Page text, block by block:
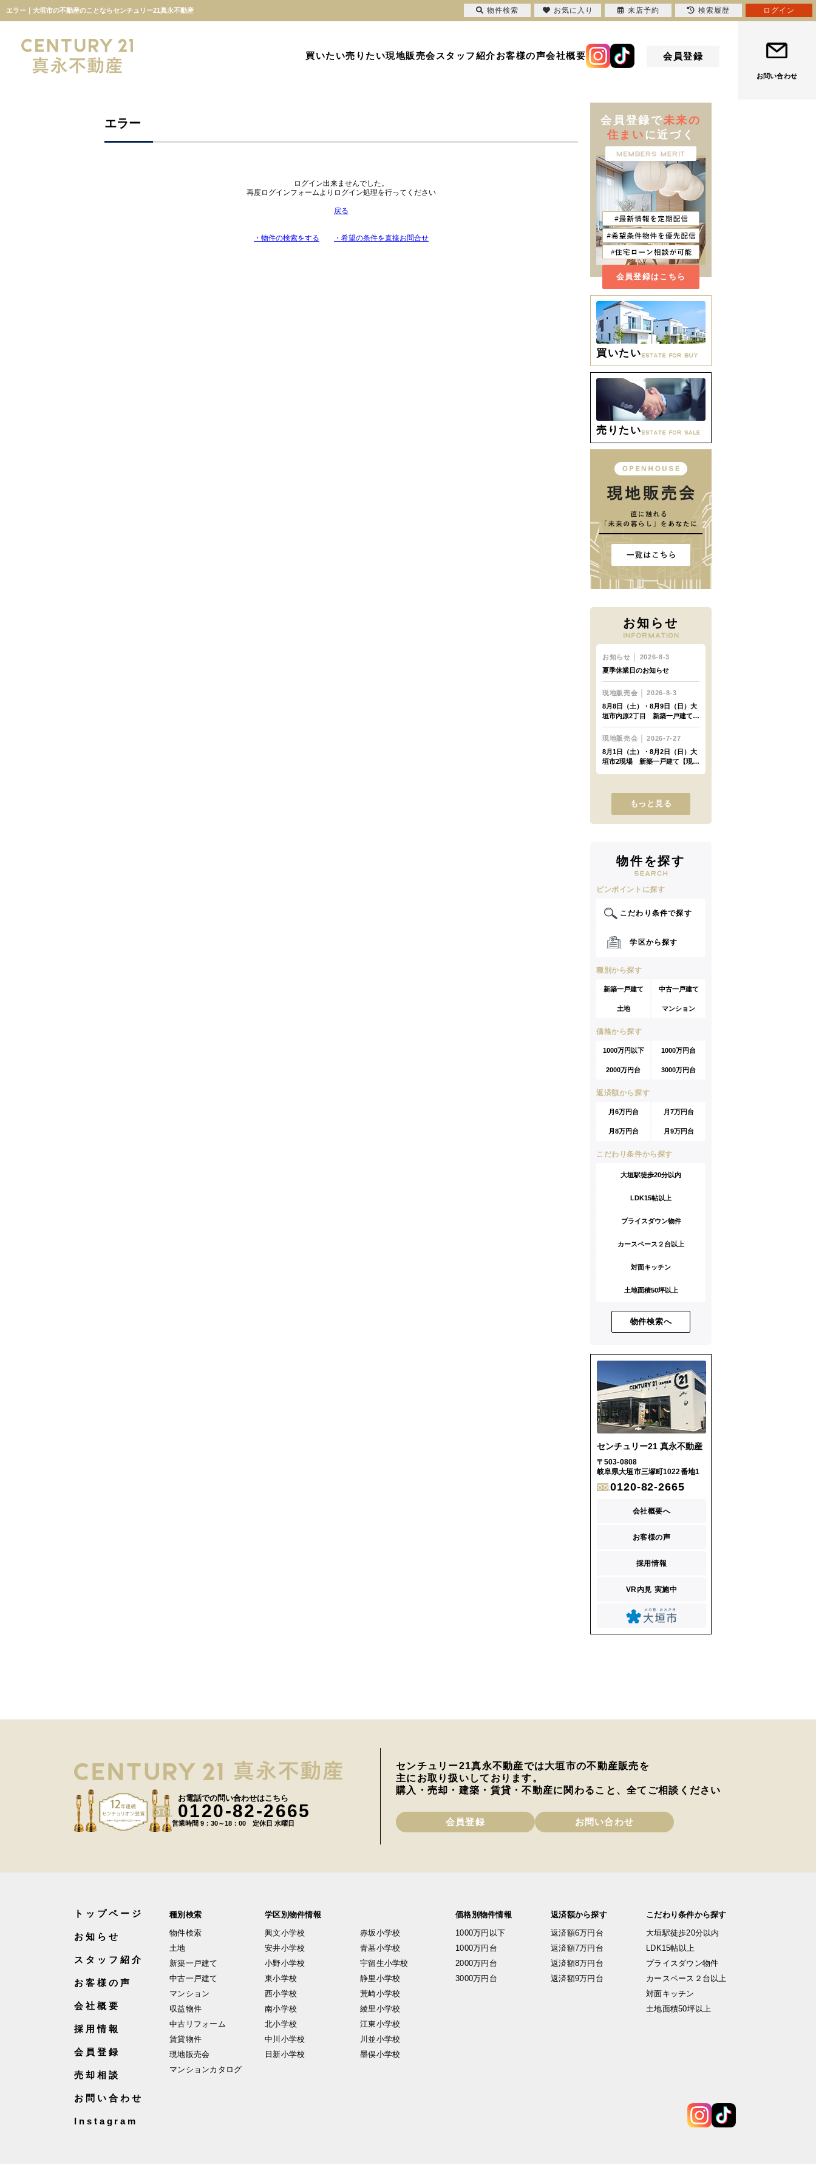
エラー｜大垣市の不動産のことならセンチュリー21真永不動産
買いたい売りたい現地販売会スタッフ紹介お客様の声会社概要 会員登録
お問い合わせ
エラー
ログイン出来ませんでした。
再度ログインフォームよりログイン処理を行ってください
戻る
・物件の検索をする ・希望の条件を直接お問合せ
会員登録で未来の
住まい に近づく
会員登録はこちら
買いたい
売りたい
お知らせ
もっと見る
物件を探す
ピンポイントに探す
こだわり条件で探す
学区から探す
種別から探す
新築一戸建て 中古一戸建て
土地 マンション
価格から探す
1000万円以下 1000万円台
2000万円台 3000万円台
返済額から探す
月6万円台 月7万円台
月8万円台 月9万円台
こだわり条件から探す
大垣駅徒歩20分以内
LDK15帖以上
プライスダウン物件
カースペース２台以上
対面キッチン
土地面積50坪以上
物件検索へ
センチュリー21 真永不動産
〒503-0808
岐阜県大垣市三塚町1022番地1
0120-82-2665
会社概要へ
お客様の声
採用情報
VR内見 実施中
お電話での問い合わせはこちら
0120-82-2665
営業時間 9：30～18：00 定休日 水曜日
センチュリー21真永不動産では大垣市の不動産販売を
主にお取り扱いしております。
購入・売却・建築・賃貸・不動産に関わること、全てご相談ください
会員登録 お問い合わせ
トップページ
お知らせ
スタッフ紹介
お客様の声
会社概要
採用情報
会員登録
売却相談
お問い合わせ
Instagram
種別検索
物件検索
土地
新築一戸建て
中古一戸建て
マンション
収益物件
中古リフォーム
賃貸物件
現地販売会
マンションカタログ
学区別物件情報
興文小学校
安井小学校
小野小学校
東小学校
西小学校
南小学校
北小学校
中川小学校
日新小学校
赤坂小学校
青墓小学校
宇留生小学校
静里小学校
荒崎小学校
綾里小学校
江東小学校
川並小学校
墨俣小学校
価格別物件情報
1000万円以下
1000万円台
2000万円台
3000万円台
返済額から探す
返済額6万円台
返済額7万円台
返済額8万円台
返済額9万円台
こだわり条件から探す
大垣駅徒歩20分以内
LDK15帖以上
プライスダウン物件
カースペース２台以上
対面キッチン
土地面積50坪以上
物件検索 お気に入り 来店予約 検索履歴 ログイン